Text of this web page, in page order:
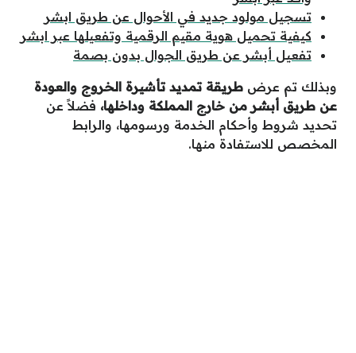
تسجيل مولود جديد في الأحوال عن طريق ابشر
كيفية تحميل هوية مقيم الرقمية وتفعيلها عبر ابشر
تفعيل أبشر عن طريق الجوال بدون بصمة
وبذلك تم عرض طريقة تمديد تأشيرة الخروج والعودة
عن طريق أبشر من خارج المملكة وداخلها، فضلاً عن
تحديد شروط وأحكام الخدمة ورسومها، والرابط
المخصص للاستفادة منها.